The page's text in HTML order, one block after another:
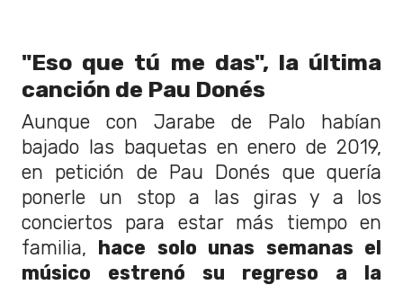
"Eso que tú me das", la última
canción de Pau Donés
Aunque con Jarabe de Palo habían
bajado las baquetas en enero de 2019,
en petición de Pau Donés que quería
ponerle un stop a las giras y a los
conciertos para estar más tiempo en
familia, hace solo unas semanas el
músico estrenó su regreso a la